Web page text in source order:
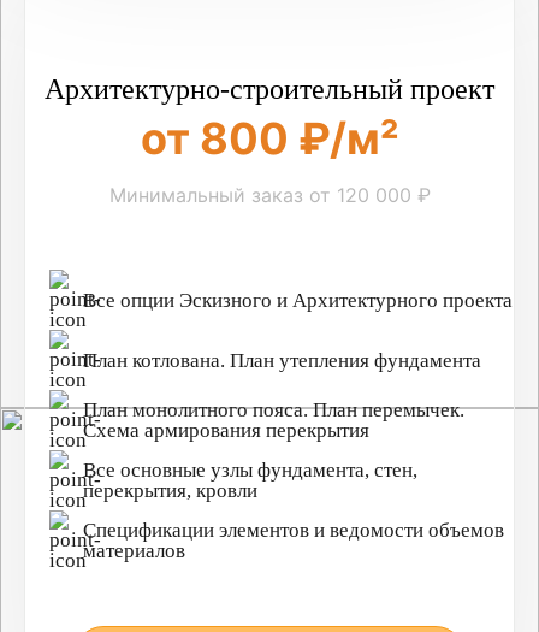
Архитектурно-строительный проект
от 800 ₽/м²
Минимальный заказ от 120 000 ₽
Все опции Эскизного и Архитектурного проекта
План котлована. План утепления фундамента
План монолитного пояса. План перемычек.
Схема армирования перекрытия
Все основные узлы фундамента, стен,
перекрытия, кровли
Спецификации элементов и ведомости объемов
материалов